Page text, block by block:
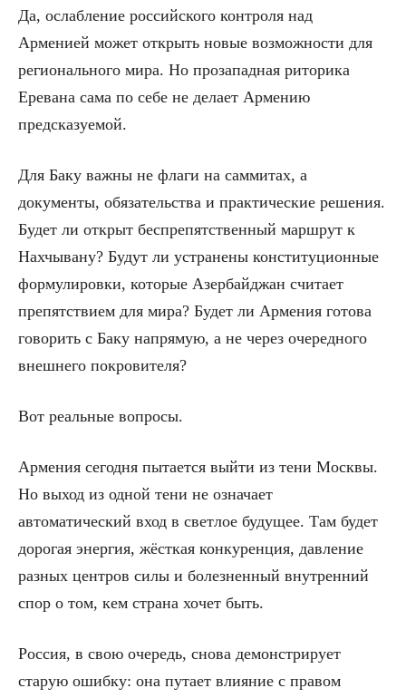
Да, ослабление российского контроля над
Арменией может открыть новые возможности для
регионального мира. Но прозападная риторика
Еревана сама по себе не делает Армению
предсказуемой.
Для Баку важны не флаги на саммитах, а
документы, обязательства и практические решения.
Будет ли открыт беспрепятственный маршрут к
Нахчывану? Будут ли устранены конституционные
формулировки, которые Азербайджан считает
препятствием для мира? Будет ли Армения готова
говорить с Баку напрямую, а не через очередного
внешнего покровителя?
Вот реальные вопросы.
Армения сегодня пытается выйти из тени Москвы.
Но выход из одной тени не означает
автоматический вход в светлое будущее. Там будет
дорогая энергия, жёсткая конкуренция, давление
разных центров силы и болезненный внутренний
спор о том, кем страна хочет быть.
Россия, в свою очередь, снова демонстрирует
старую ошибку: она путает влияние с правом